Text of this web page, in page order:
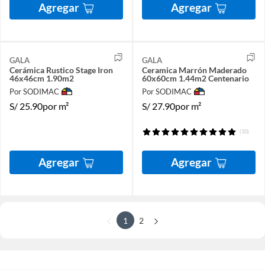
Agregar Agregar
GALA
Cerámica Rustico Stage Iron
46x46cm 1.90m2
Por SODIMAC
S/ 25.90por m²
Agregar
GALA
Ceramica Marrón Maderado
60x60cm 1.44m2 Centenario
Por SODIMAC
S/ 27.90por m²
(10)
Agregar
1 2